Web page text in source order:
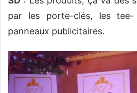
par les porte-clés, les tee-
panneaux publicitaires.